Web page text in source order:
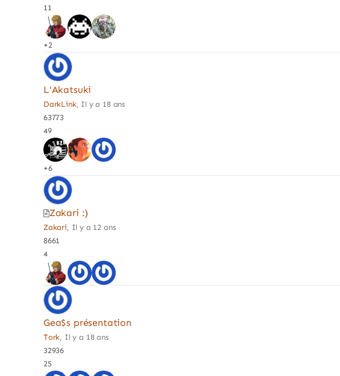
11
+2
L'Akatsuki
DarkLink, Il y a 18 ans
63773
49
+6
Zakari :)
Zakari, Il y a 12 ans
8661
4
Gea$s présentation
Tork, Il y a 18 ans
32936
25